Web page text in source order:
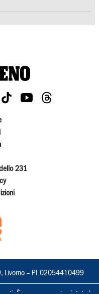
231
Livorno – PI 02054410499